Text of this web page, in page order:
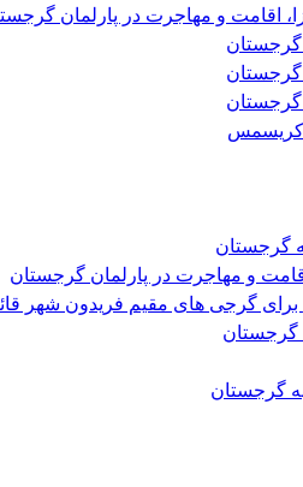
اقامت و مهاجرت در پارلمان
کریسمس
گرجستان
و مهاجرت در پارلمان گرجستان
گرجی های مقیم فریدون شهر
گرجستان
گرجستان